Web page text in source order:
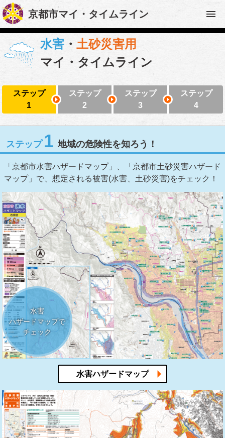
京都市マイ・タイムライン
水害 ・ 土砂災害用
マイ・タイムライン
ステップ
1
ステップ
2
ステップ
3
ステップ
4
ステップ 1 地域の危険性を知ろう！
「京都市水害ハザードマップ」、「京都市土砂災害ハザード
マップ」で、想定される被害(水害、土砂災害)をチェック！
水害
ハザードマップで
チェック
水害ハザードマップ